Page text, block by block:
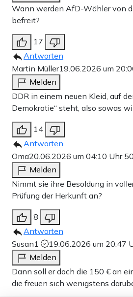
Wann werden AfD-Wähler von
befreit?
17
Antworten
Martin Müller19.06.2026 um
Melden
DDR in einem neuen Kleid, auf
Demokratie“ steht, also sowas
14
Antworten
Oma20.06.2026 um 04:10 Uhr
Melden
Nimmt sie ihre Besoldung in
Prüfung der Herkunft an?
8
Antworten
Susan1
19.06.2026 um 20:47
Melden
Dann soll er doch die 150 € an
die freuen sich wenigstens